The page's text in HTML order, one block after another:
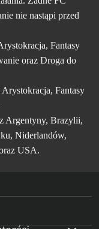
nie nastąpi przed
Fantasy
oraz Droga do
Fantasy
Argentyny, Brazylii,
Niderlandów,
USA.